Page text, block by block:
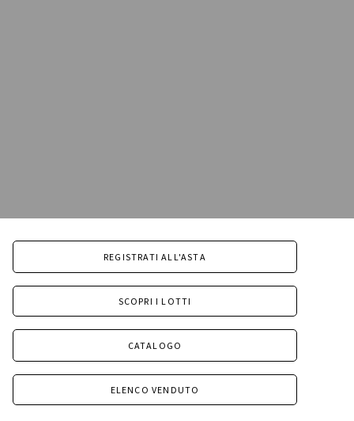
REGISTRATI ALL'ASTA
SCOPRI I LOTTI
CATALOGO
ELENCO VENDUTO